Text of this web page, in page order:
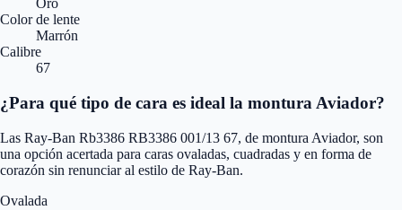
Oro
Color de lente
Marrón
Calibre
67
¿Para qué tipo de cara es ideal la montura Aviador?
Las Ray-Ban Rb3386 RB3386 001/13 67, de montura Aviador, son
una opción acertada para caras ovaladas, cuadradas y en forma de
corazón sin renunciar al estilo de Ray-Ban.
Ovalada